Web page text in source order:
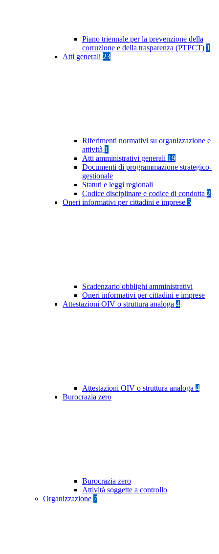
Piano triennale per la prevenzione della
corruzione e della trasparenza (PTPCT) 1
Atti generali 23
Riferimenti normativi su organizzazione e
attività 1
Atti amministrativi generali 19
Documenti di programmazione strategico-
gestionale
Statuti e leggi regionali
Codice disciplinare e codice di condotta 2
Oneri informativi per cittadini e imprese 5
Scadenzario obblighi amministrativi
Oneri informativi per cittadini e imprese
Attestazioni OIV o struttura analoga 4
Attestazioni OIV o struttura analoga 4
Burocrazia zero
Burocrazia zero
Attività soggette a controllo
Organizzazione 7